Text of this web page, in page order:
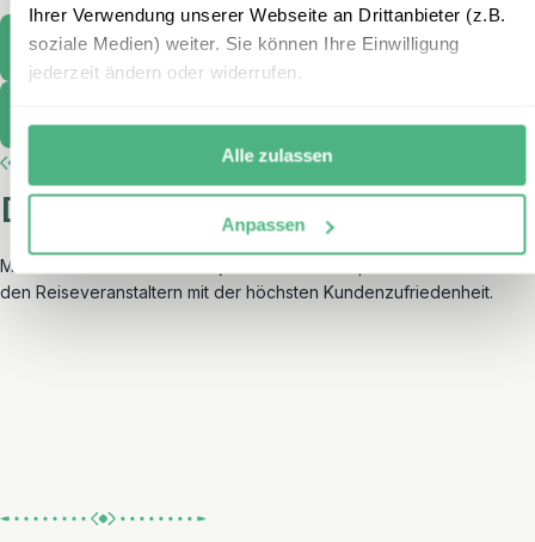
Ihrer Verwendung unserer Webseite an Drittanbieter (z.B.
soziale Medien) weiter. Sie können Ihre Einwilligung
jederzeit ändern oder widerrufen.
Alle zulassen
Anpassen
Zu Melanies Highlight
Das sagen unsere Gäste
Mit einem TrustScore
den Reiseveranstaltern mit der höchsten Kundenzufriedenheit.